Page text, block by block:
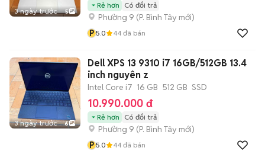
3 ngày trước 5
Rẻ hơn Có đổi trả
Phường 9 (P. Bình Tây mới)
P 5.0 44 đã bán
3 ngày trước 6
Dell XPS 13 9310 i7 16GB/512GB 13.4
inch nguyên z
Intel Core i7 16 GB 512 GB SSD
10.990.000 đ
Rẻ hơn Có đổi trả
Phường 9 (P. Bình Tây mới)
P 5.0 44 đã bán